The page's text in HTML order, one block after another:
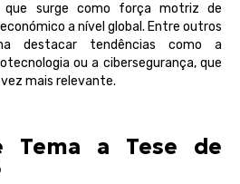
que surge como força motriz de
a nível global. Entre outros
destacar tendências como a
ou a cibersegurança, que
mais relevante.
Tema a Tese de